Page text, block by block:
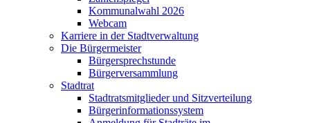
Kommunalwahl 2026
Webcam
Karriere in der Stadtverwaltung
Die Bürgermeister
Bürgersprechstunde
Bürgerversammlung
Stadtrat
Stadtratsmitglieder und Sitzverteilung
Bürgerinformationssystem